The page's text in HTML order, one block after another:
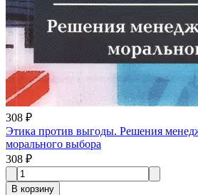
308 ₽
Этика против выгоды. Решения
морального выбора
308 ₽
В корзину